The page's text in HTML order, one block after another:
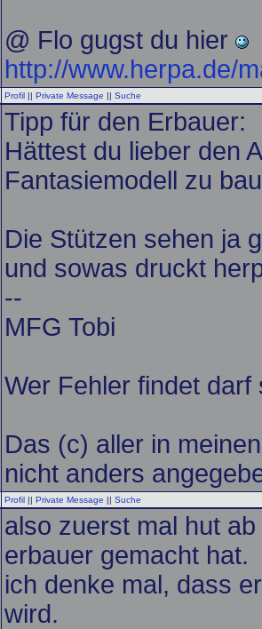
@ Flo gugst du hier
http://www.herpa.de/
Profil || Private Message || Suche
Tipp für den Erbauer:
Hättest du lieber den
Fantasiemodell zu
Die Stützen sehen ja
und sowas druckt
--
MFG Tobi
Wer Fehler findet darf
Das (c) aller in
nicht anders
Profil || Private Message || Suche
also zuerst mal hut
erbauer gemacht hat.
ich denke mal, dass
wird.